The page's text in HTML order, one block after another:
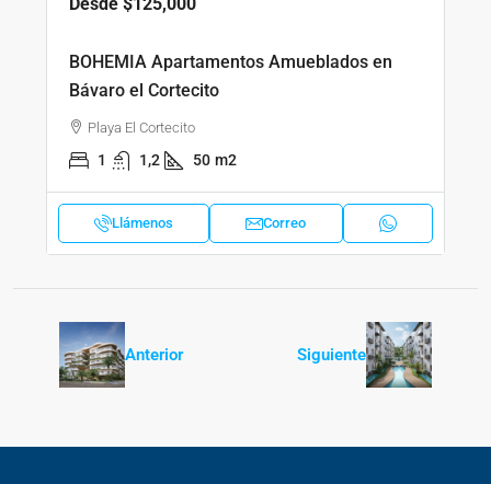
BOHEMIA Apartamentos Amueblados en
Bávaro el Cortecito
Playa El Cortecito
1 1,2 50 m2
Llámenos Correo
Anterior Siguiente